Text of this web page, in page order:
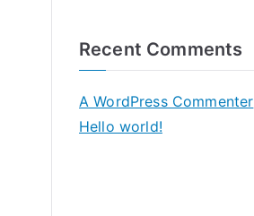
Recent Comments
A WordPress Commenter
Hello world!